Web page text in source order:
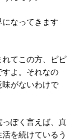
なってきます
てこの方、ピピ
すよ。それなの
味がないわけで
ぽく言えば、真
を続けているう